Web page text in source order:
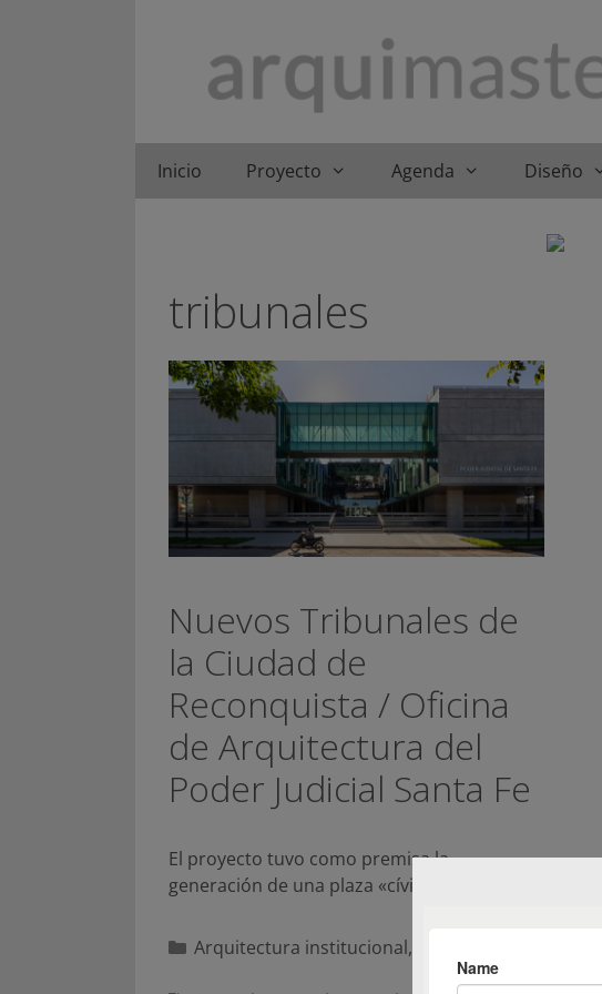
Inicio Proyecto Agenda Diseño
tribunales
Nuevos Tribunales de
la Ciudad de
Reconquista / Oficina
de Arquitectura del
Poder Judicial Santa Fe
El proyecto tuvo como premisa la
generación de una plaza «cívica»…
Categorías
Arquitectura institucional,